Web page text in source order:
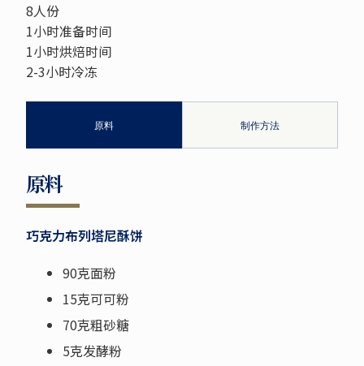
8人份
1小时准备时间
1小时烘焙时间
2-3小时冷冻
原料 制作方法
原料
巧克力布列塔尼酥饼
90克面粉
15克可可粉
70克粗砂糖
5克发酵粉